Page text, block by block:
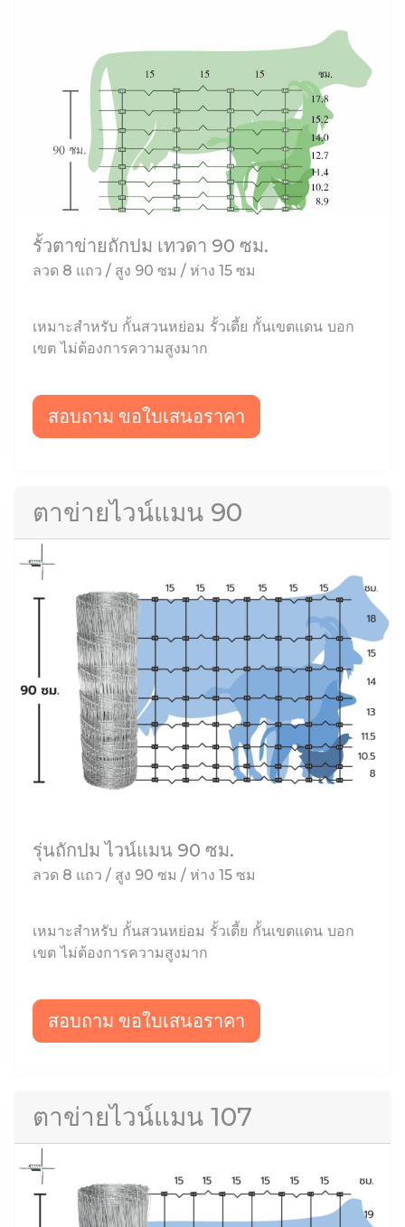
รั้วตาข่ายถักปม เทวดา 90 ซม.
ลวด 8 แถว / สูง 90 ซม / ห่าง 15 ซม
เหมาะสำหรับ กั้นสวนหย่อม รั้วเตี้ย กั้นเขตแดน บอก
เขต ไม่ต้องการความสูงมาก
สอบถาม ขอใบเสนอราคา
ตาข่ายไวน์แมน 90
รุ่นถักปม ไวน์แมน 90 ซม.
ลวด 8 แถว / สูง 90 ซม / ห่าง 15 ซม
เหมาะสำหรับ กั้นสวนหย่อม รั้วเตี้ย กั้นเขตแดน บอก
เขต ไม่ต้องการความสูงมาก
สอบถาม ขอใบเสนอราคา
ตาข่ายไวน์แมน 107